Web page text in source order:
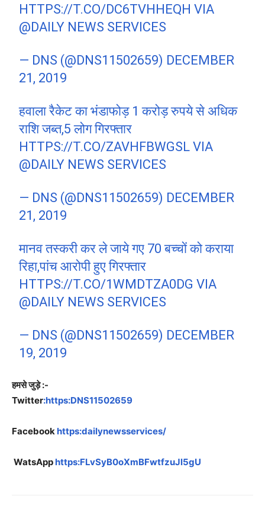
HTTPS://T.CO/DC6TVHHEQH VIA
@DAILY NEWS SERVICES
— DNS (@DNS11502659) DECEMBER
21, 2019
हवाला रैकेट का भंडाफोड़ 1 करोड़ रुपये से अधिक
राशि जब्त,5 लोग गिरफ्तार
HTTPS://T.CO/ZAVHFBWGSL VIA
@DAILY NEWS SERVICES
— DNS (@DNS11502659) DECEMBER
21, 2019
मानव तस्करी कर ले जाये गए 70 बच्चों को कराया
रिहा,पांच आरोपी हुए गिरफ्तार
HTTPS://T.CO/1WMDTZA0DG VIA
@DAILY NEWS SERVICES
— DNS (@DNS11502659) DECEMBER
19, 2019
हमसे जुड़े :-
Twitter:https:DNS11502659
Facebook https:dailynewsservices/
WatsApp https:FLvSyB0oXmBFwtfzuJl5gU